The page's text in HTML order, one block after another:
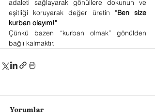
adaleti sağlayarak gönüllere dokunun ve
eşitliği koruyarak değer üretin “Ben size
kurban olayım!”
Çünkü bazen “kurban olmak” gönülden
bağlı kalmaktır.
Yorumlar